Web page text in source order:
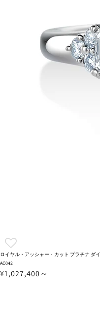
ロイヤル・アッシャー・カット プラチナ ダ
AC042
¥1,027,400～